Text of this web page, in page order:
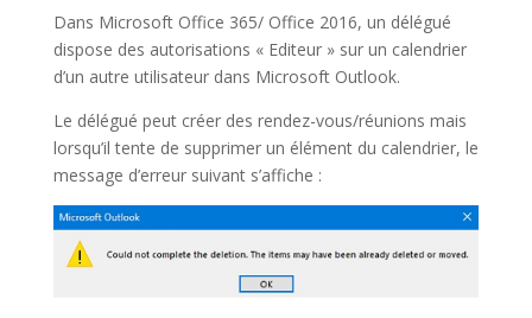
Dans Microsoft Office 365/ Office 2016, un délégué
dispose des autorisations « Editeur » sur un calendrier
d’un autre utilisateur dans Microsoft Outlook.
Le délégué peut créer des rendez-vous/réunions mais
lorsqu’il tente de supprimer un élément du calendrier, le
message d’erreur suivant s’affiche :